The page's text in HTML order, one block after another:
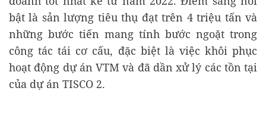
bật là sản lượng tiêu thụ đạt trên 4 triệu tấn và
những bước tiến mang tính bước ngoặt trong
công tác tái cơ cấu, đặc biệt là việc khôi phục
hoạt động dự án VTM và đã dần xử lý các tồn tại
của dự án TISCO 2.